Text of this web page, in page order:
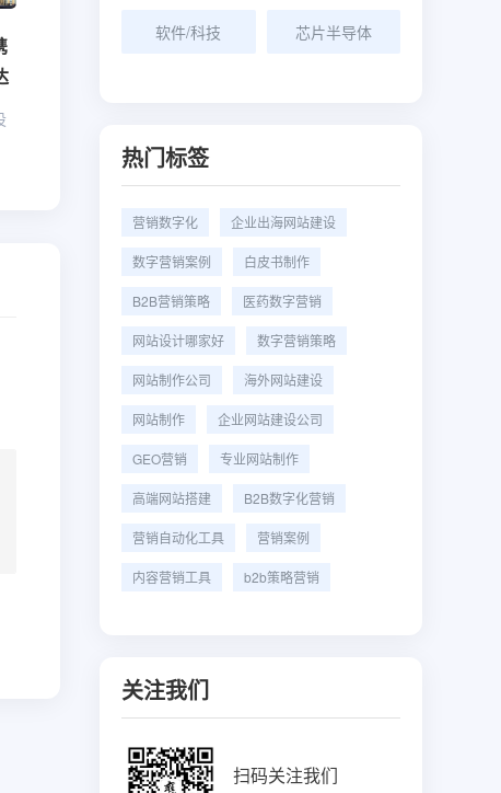
软件/科技 芯片半导体
热门标签
营销数字化 企业出海网站建设
数字营销案例 白皮书制作
B2B营销策略 医药数字营销
网站设计哪家好 数字营销策略
网站制作公司 海外网站建设
网站制作 企业网站建设公司
GEO营销 专业网站制作
高端网站搭建 B2B数字化营销
营销自动化工具 营销案例
内容营销工具 b2b策略营销
关注我们
扫码关注我们